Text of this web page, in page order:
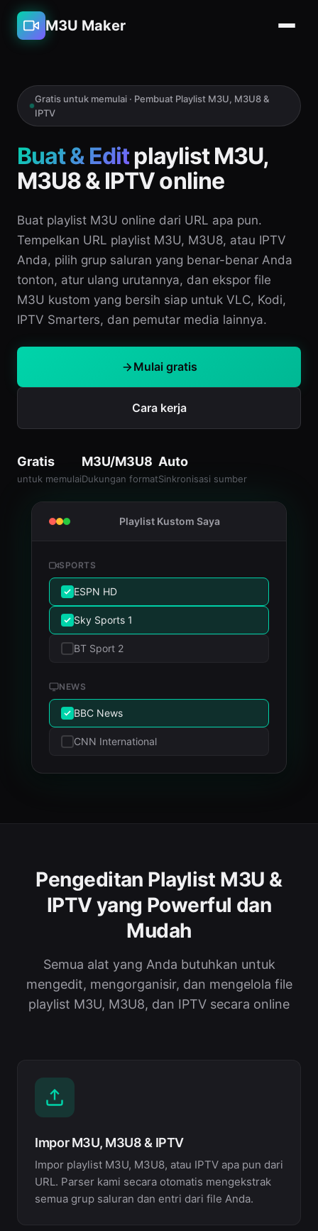
M3U Maker
Gratis untuk memulai · Pembuat Playlist M3U, M3U8 &
IPTV
Buat & Edit playlist M3U,
M3U8 & IPTV online
Buat playlist M3U online dari URL apa pun.
Tempelkan URL playlist M3U, M3U8, atau IPTV
Anda, pilih grup saluran yang benar-benar Anda
tonton, atur ulang urutannya, dan ekspor file
M3U kustom yang bersih siap untuk VLC, Kodi,
IPTV Smarters, dan pemutar media lainnya.
Mulai gratis
Cara kerja
Gratis
untuk memulai
M3U/M3U8
Dukungan format
Auto
Sinkronisasi sumber
Playlist Kustom Saya
SPORTS
ESPN HD
Sky Sports 1
BT Sport 2
NEWS
BBC News
CNN International
Pengeditan Playlist M3U &
IPTV yang Powerful dan
Mudah
Semua alat yang Anda butuhkan untuk
mengedit, mengorganisir, dan mengelola file
playlist M3U, M3U8, dan IPTV secara online
Impor M3U, M3U8 & IPTV
Impor playlist M3U, M3U8, atau IPTV apa pun dari
URL. Parser kami secara otomatis mengekstrak
semua grup saluran dan entri dari file Anda.